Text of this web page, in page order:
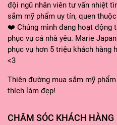
Với sự kết hợp hoàn hảo giữa các
kem dưỡng tay Organic Shopsẽ mang
màng và khỏe mạnh. Ghé Marie
Organic Shop chính hãng giá tốt nhé!
đội ngũ nhân viên tư vấn nhiệt
sắm mỹ phẩm uy tín, quen
❤️ Chúng mình đang hoạt động
phục vụ cả nhà yêu. Marie
phục vụ hơn 5 triệu khách hàng
<3
Thiên đường mua sắm mỹ
thích làm đẹp!
CHĂM SÓC KHÁCH HÀNG